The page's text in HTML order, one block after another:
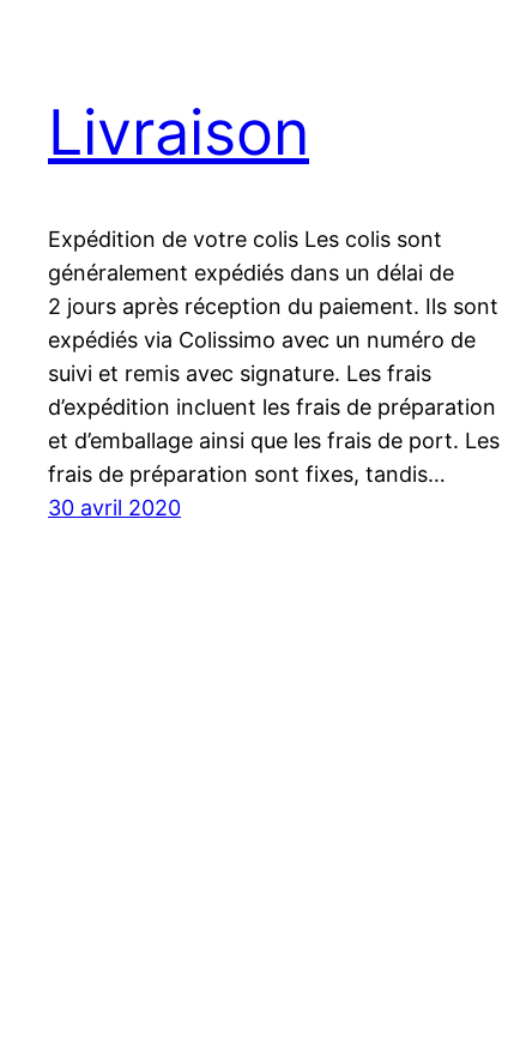
Livraison
Expédition de votre colis Les colis sont
généralement expédiés dans un délai de
2 jours après réception du paiement. Ils sont
expédiés via Colissimo avec un numéro de
suivi et remis avec signature. Les frais
d’expédition incluent les frais de préparation
et d’emballage ainsi que les frais de port. Les
frais de préparation sont fixes, tandis…
30 avril 2020